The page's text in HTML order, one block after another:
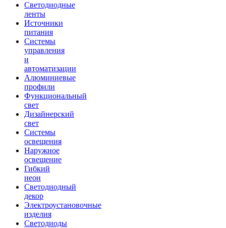
Светодиодные
ленты
Источники
питания
Системы
управления
и
автоматизации
Алюминиевые
профили
Функциональный
свет
Дизайнерский
свет
Системы
освещения
Наружное
освещение
Гибкий
неон
Светодиодный
декор
Электроустановочные
изделия
Светодиоды